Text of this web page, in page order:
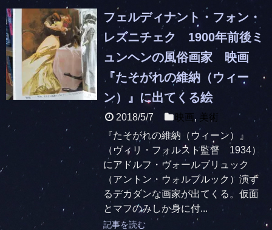
フェルディナント・フォン・
レズニチェク 1900年前後ミ
ュンヘンの風俗画家 映画
『たそがれの維納（ウィー
ン）』に出てくる絵
2018/5/7 映画, 美術
『たそがれの維納（ウィーン）』
（ヴィリ・フォルスト監督 1934）
にアドルフ・ヴォールブリュック
（アントン・ウォルブルック）演ず
るデカダンな画家が出てくる。仮面
とマフのみしか身に付...
記事を読む